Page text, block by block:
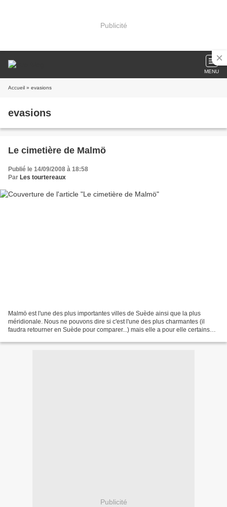
Publicité
MENU
Accueil » evasions
evasions
Le cimetière de Malmö
Publié le 14/09/2008 à 18:58
Par Les tourtereaux
Malmö est l'une des plus importantes villes de Suède ainsi que la plus
méridionale. Nous ne pouvons dire si c'est l'une des plus charmantes (il
faudra retourner en Suède pour comparer...) mais elle a pour elle certains
Publicité